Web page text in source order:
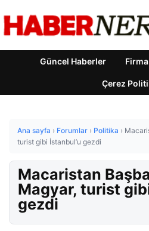
Güncel Haberler
Çerez
Ana sayfa › Forumlar › Politika ›
turist gibi İstanbul’u gezdi
Macaristan
Magyar, turist
gezdi